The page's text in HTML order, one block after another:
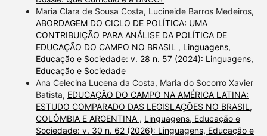
Maria Clara de Sousa Costa, Lucineide Barros Medeiros,
ABORDAGEM DO CICLO DE POLÍTICA: UMA
CONTRIBUIÇÃO PARA ANÁLISE DA POLÍTICA DE
EDUCAÇÃO DO CAMPO NO BRASIL , Linguagens,
Educação e Sociedade: v. 28 n. 57 (2024): Linguagens,
Educação e Sociedade
Ana Celecina Lucena da Costa, Maria do Socorro Xavier
Batista, EDUCAÇÃO DO CAMPO NA AMÉRICA LATINA:
ESTUDO COMPARADO DAS LEGISLAÇÕES NO BRASIL,
COLÔMBIA E ARGENTINA , Linguagens, Educação e
Sociedade: v. 30 n. 62 (2026): Linguagens, Educação e